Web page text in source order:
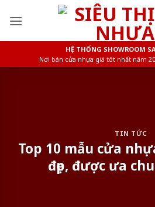
HỆ THỐNG SHOWROOM
Nơi bán cửa nhựa giá tốt nhất năm
TIN TỨC
Top 10 mẫu cửa
đẹp, được ưa